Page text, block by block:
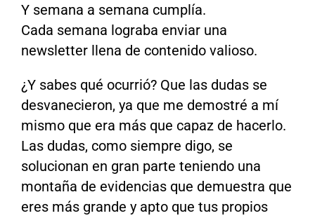
Y semana a semana cumplía.
Cada semana lograba enviar una
newsletter llena de contenido valioso.
¿Y sabes qué ocurrió? Que las dudas se
desvanecieron, ya que me demostré a mí
mismo que era más que capaz de hacerlo.
Las dudas, como siempre digo, se
solucionan en gran parte teniendo una
montaña de evidencias que demuestra que
eres más grande y apto que tus propios